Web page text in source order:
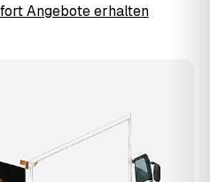
Angebote erhalten